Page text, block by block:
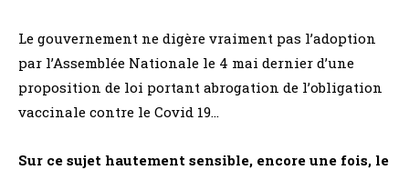
Le gouvernement ne digère vraiment pas l’adoption
par l’Assemblée Nationale le 4 mai dernier d’une
proposition de loi portant abrogation de l’obligation
vaccinale contre le Covid 19…
Sur ce sujet hautement sensible, encore une fois, le